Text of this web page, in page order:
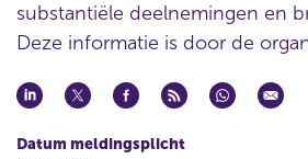
substantiële deelnemingen en
Deze informatie is door de
Datum meldingsplicht